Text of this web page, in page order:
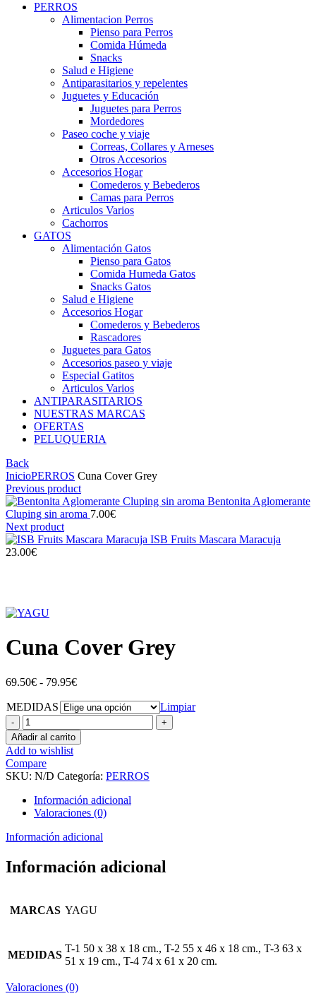
PERROS
Alimentacion Perros
Pienso para Perros
Comida Húmeda
Snacks
Salud e Higiene
Antiparasitarios y repelentes
Juguetes y Educación
Juguetes para Perros
Mordedores
Paseo coche y viaje
Correas, Collares y Arneses
Otros Accesorios
Accesorios Hogar
Comederos y Bebederos
Camas para Perros
Articulos Varios
Cachorros
GATOS
Alimentación Gatos
Pienso para Gatos
Comida Humeda Gatos
Snacks Gatos
Salud e Higiene
Accesorios Hogar
Comederos y Bebederos
Rascadores
Juguetes para Gatos
Accesorios paseo y viaje
Especial Gatitos
Articulos Varios
ANTIPARASITARIOS
NUESTRAS MARCAS
OFERTAS
PELUQUERIA
Back
InicioPERROS Cuna Cover Grey
Previous product
Bentonita Aglomerante
Cluping sin aroma 7.00€
Next product
ISB Fruits Mascara Maracuja
23.00€
Cuna Cover Grey
69.50€ - 79.95€Rango
precios:
desde
69.50€
hasta
MEDIDAS
Limpiar
Cuna
Cover
Grey
cantidad
Añadir al carrito
Add to wishlist
Compare
SKU: N/D Categoría: PERROS
Información adicional
Valoraciones (0)
Información adicional
Información adicional
MARCAS YAGU
MEDIDAS
T-1 50 x 38 x 18 cm., T-2 55 x 46 x 18 cm., T-3 63 x
51 x 19 cm., T-4 74 x 61 x 20 cm.
Valoraciones (0)